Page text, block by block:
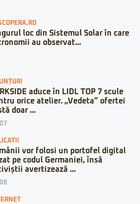
loc din Sistemul Solar în care
au observat...
aduce în LIDL TOP 7 scule
orice atelier. „Vedeta” ofertei
doar ...
vor folosi un portofel digital
pe codul Germaniei, însă
avertizează ...